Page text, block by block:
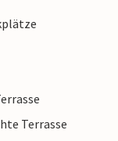
Terrasse